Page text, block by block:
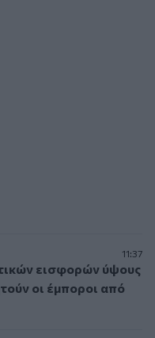
11:37
εισφορών ύψους
οι έμποροι από